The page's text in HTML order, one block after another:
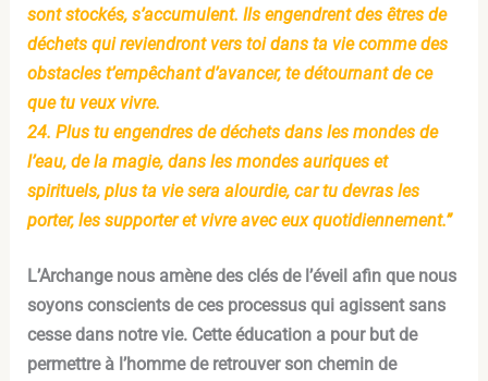
sont stockés, s’accumulent. Ils engendrent des êtres de
déchets qui reviendront vers toi dans ta vie comme des
obstacles t’empêchant d’avancer, te détournant de ce
que tu veux vivre.
24. Plus tu engendres de déchets dans les mondes de
l’eau, de la magie, dans les mondes auriques et
spirituels, plus ta vie sera alourdie, car tu devras les
porter, les supporter et vivre avec eux quotidiennement.”
L’Archange nous amène des clés de l’éveil afin que nous
soyons conscients de ces processus qui agissent sans
cesse dans notre vie. Cette éducation a pour but de
permettre à l’homme de retrouver son chemin de